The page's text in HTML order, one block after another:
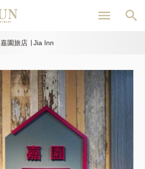
內
嘉園旅店 ∣ Jia Inn